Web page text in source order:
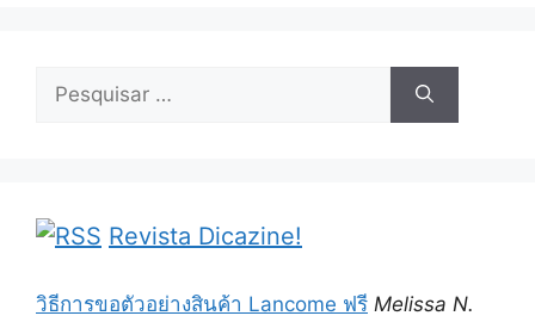
por:
Revista Dicazine!
วิธีการขอตัวอย่างสินค้า Lancome ฟรี Melissa N.